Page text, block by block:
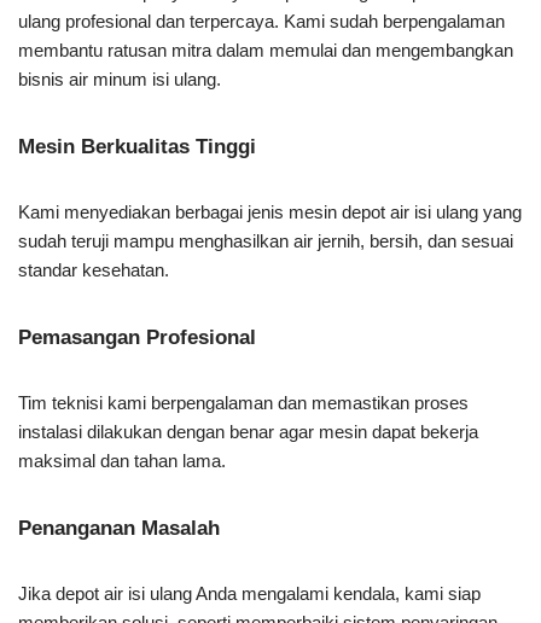
ulang profesional dan terpercaya. Kami sudah berpengalaman
membantu ratusan mitra dalam memulai dan mengembangkan
bisnis air minum isi ulang.
Mesin Berkualitas Tinggi
Kami menyediakan berbagai jenis mesin depot air isi ulang yang
sudah teruji mampu menghasilkan air jernih, bersih, dan sesuai
standar kesehatan.
Pemasangan Profesional
Tim teknisi kami berpengalaman dan memastikan proses
instalasi dilakukan dengan benar agar mesin dapat bekerja
maksimal dan tahan lama.
Penanganan Masalah
Jika depot air isi ulang Anda mengalami kendala, kami siap